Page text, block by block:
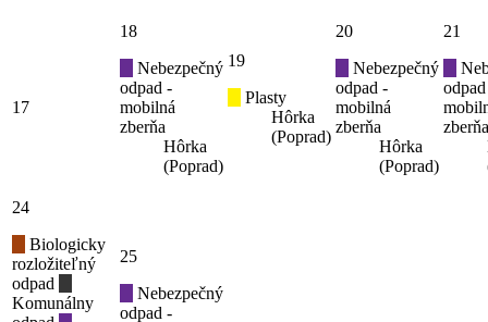
17
18
Nebezpečný
odpad -
mobilná
zberňa
Hôrka
(Poprad)
19
Plasty
Hôrka
(Poprad)
20
Nebezpečný
odpad -
mobilná
zberňa
Hôrka
(Poprad)
21
zberňa
24
Biologicky
rozložiteľný
odpad
Komunálny
25
Nebezpečný
odpad -